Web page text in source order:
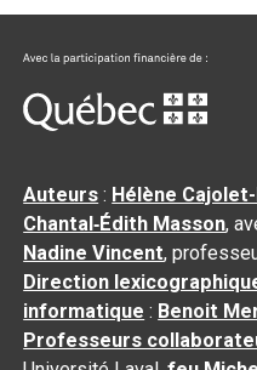
Auteurs : Hélène
Chantal‑Édith Masson,
Nadine Vincent,
Direction
informatique : Benoit
Professeurs